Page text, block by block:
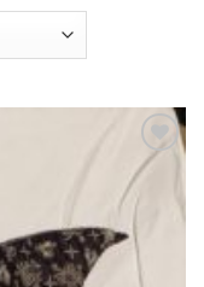
Ajouter
à la liste